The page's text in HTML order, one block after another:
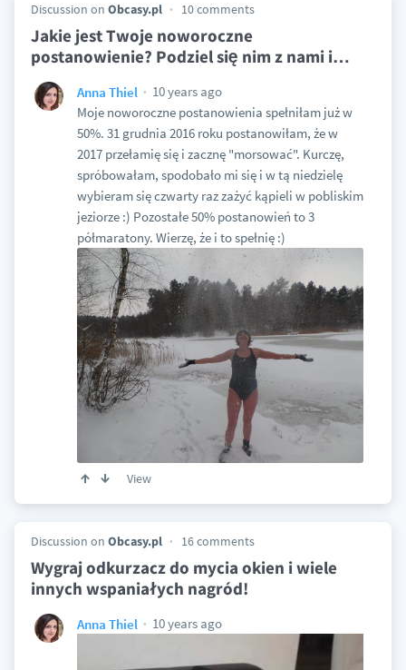
Discussion on Obcasy.pl 10 comments
Jakie jest Twoje noworoczne
postanowienie? Podziel się nim z nami i…
Anna Thiel
10 years ago
Moje noworoczne postanowienia spełniłam już w
50%. 31 grudnia 2016 roku postanowiłam, że w
2017 przełamię się i zacznę "morsować". Kurczę,
spróbowałam, spodobało mi się i w tą niedzielę
wybieram się czwarty raz zażyć kąpieli w pobliskim
jeziorze :) Pozostałe 50% postanowień to 3
półmaratony. Wierzę, że i to spełnię :)
View
Discussion on Obcasy.pl 16 comments
Wygraj odkurzacz do mycia okien i wiele
innych wspaniałych nagród!
Anna Thiel 10 years ago